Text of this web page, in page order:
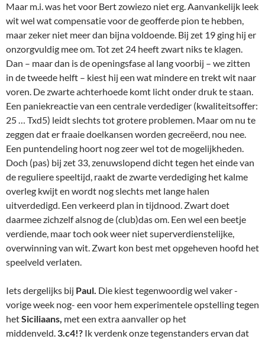
Maar m.i. was het voor Bert zowiezo niet erg. Aanvankelijk leek
wit wel wat compensatie voor de geofferde pion te hebben,
maar zeker niet meer dan bijna voldoende. Bij zet 19 ging hij er
onzorgvuldig mee om. Tot zet 24 heeft zwart niks te klagen.
Dan – maar dan is de openingsfase al lang voorbij – we zitten
in de tweede helft – kiest hij een wat mindere en trekt wit naar
voren. De zwarte achterhoede komt licht onder druk te staan.
Een paniekreactie van een centrale verdediger (kwaliteitsoffer:
25 … Txd5) leidt slechts tot grotere problemen. Maar om nu te
zeggen dat er fraaie doelkansen worden gecreëerd, nou nee.
Een puntendeling hoort nog zeer wel tot de mogelijkheden.
Doch (pas) bij zet 33, zenuwslopend dicht tegen het einde van
de reguliere speeltijd, raakt de zwarte verdediging het kalme
overleg kwijt en wordt nog slechts met lange halen
uitverdedigd. Een verkeerd plan in tijdnood. Zwart doet
daarmee zichzelf alsnog de (club)das om. Een wel een beetje
verdiende, maar toch ook weer niet superverdienstelijke,
overwinning van wit. Zwart kon best met opgeheven hoofd het
speelveld verlaten.
Iets dergelijks bij Paul. Die kiest tegenwoordig wel vaker -
vorige week nog- een voor hem experimentele opstelling tegen
hetSiciliaans, met een extra aanvaller op het
middenveld. 3.c4!? Ik verdenk onze tegenstanders ervan dat